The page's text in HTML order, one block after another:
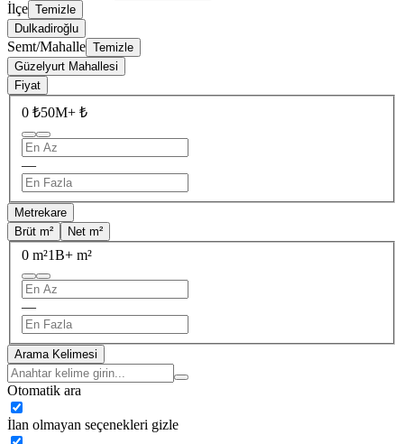
İlçe Temizle
Dulkadiroğlu
Semt/Mahalle Temizle
Güzelyurt Mahallesi
Fiyat
0 ₺50M+ ₺
—
Metrekare
Brüt m²
Net m²
0 m²1B+ m²
—
Arama Kelimesi
Otomatik ara
İlan olmayan seçenekleri gizle